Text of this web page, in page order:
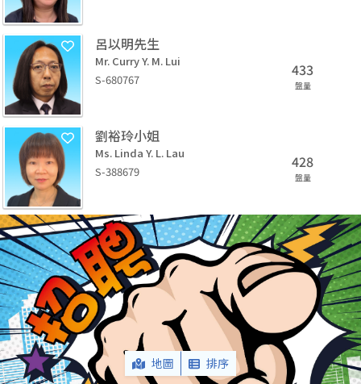
呂以明先生
Mr. Curry Y. M. Lui
S-680767
433
盤量
劉裕玲小姐
Ms. Linda Y. L. Lau
S-388679
428
盤量
地圖 排序